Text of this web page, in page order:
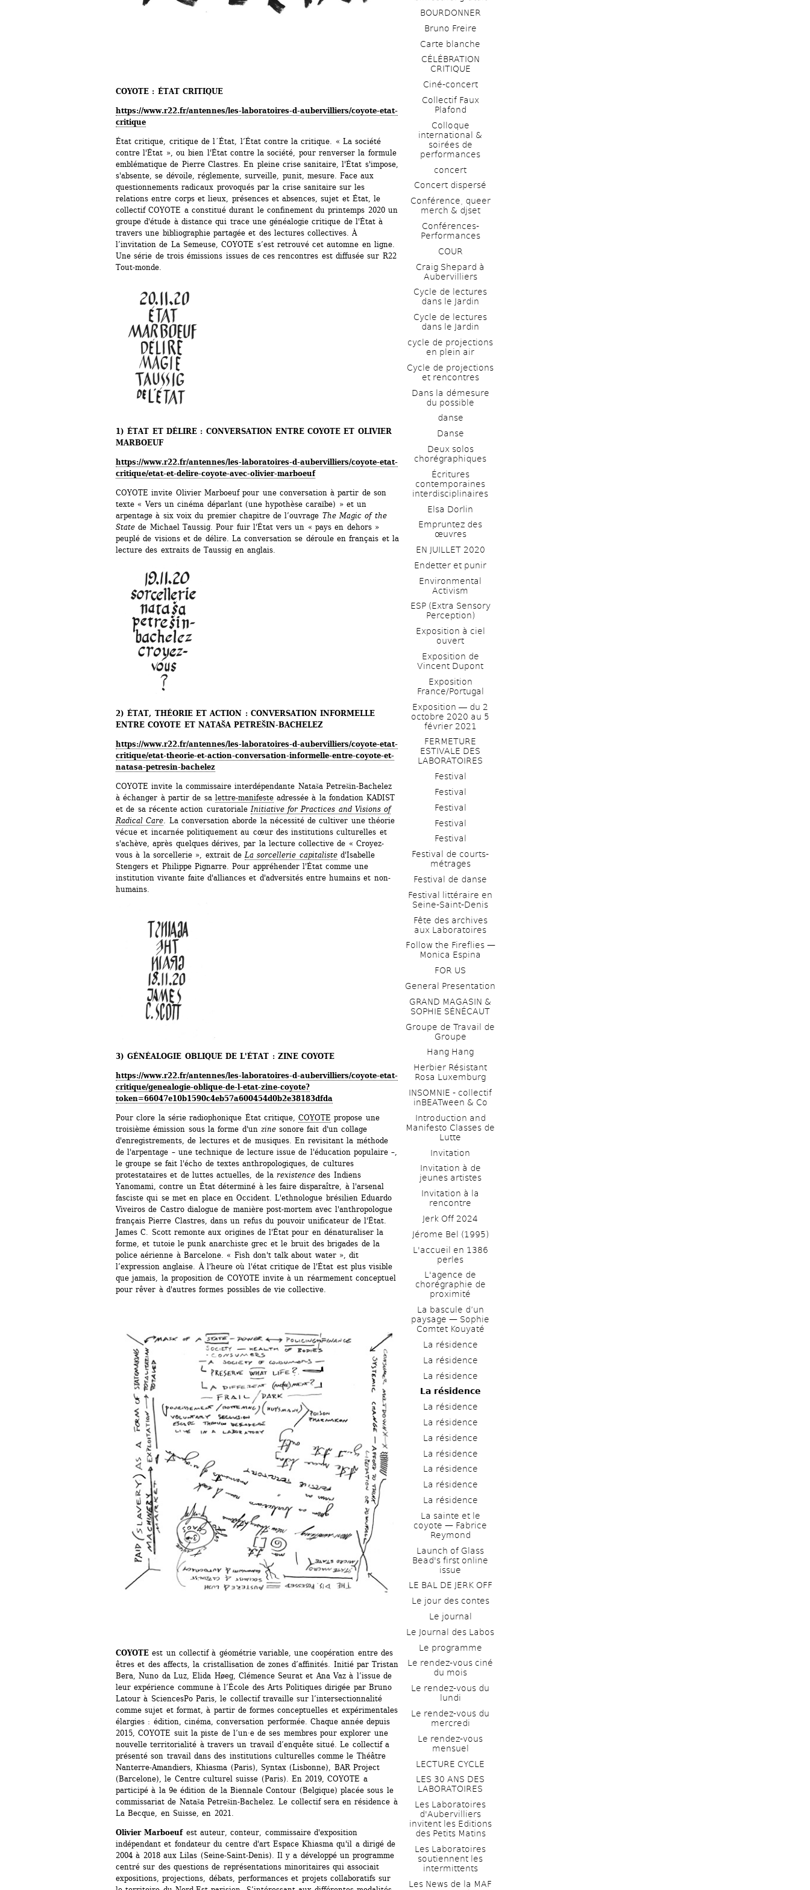
COYOTE : ÉTAT CRITIQUE
https://www.r22.fr/antennes/les-laboratoires-d-aubervilliers/coyote-etat-
critique
État critique, critique de l´État, l’État contre la critique. « La société
contre l'État », ou bien l'État contre la société, pour renverser la formule
emblématique de Pierre Clastres. En pleine crise sanitaire, l'État s'impose,
s'absente, se dévoile, réglemente, surveille, punit, mesure. Face aux
questionnements radicaux provoqués par la crise sanitaire sur les
relations entre corps et lieux, présences et absences, sujet et État, le
collectif COYOTE a constitué durant le confinement du printemps 2020 un
groupe d'étude à distance qui trace une généalogie critique de l'État à
travers une bibliographie partagée et des lectures collectives. À
l’invitation de La Semeuse, COYOTE s’est retrouvé cet automne en ligne.
Une série de trois émissions issues de ces rencontres est diffusée sur R22
Tout-monde.
1) ÉTAT ET DÉLIRE : CONVERSATION ENTRE COYOTE ET OLIVIER
MARBOEUF
https://www.r22.fr/antennes/les-laboratoires-d-aubervilliers/coyote-etat-
critique/etat-et-delire-coyote-avec-olivier-marboeuf
COYOTE invite Olivier Marboeuf pour une conversation à partir de son
texte « Vers un cinéma déparlant (une hypothèse caraïbe) » et un
arpentage à six voix du premier chapitre de l’ouvrage The Magic of the
State de Michael Taussig. Pour fuir l'État vers un « pays en dehors »
peuplé de visions et de délire. La conversation se déroule en français et la
lecture des extraits de Taussig en anglais.
2) ÉTAT, THÉORIE ET ACTION : CONVERSATION INFORMELLE
ENTRE COYOTE ET NATAŠA PETREŠIN-BACHELEZ
https://www.r22.fr/antennes/les-laboratoires-d-aubervilliers/coyote-etat-
critique/etat-theorie-et-action-conversation-informelle-entre-coyote-et-
natasa-petresin-bachelez
COYOTE invite la commissaire interdépendante Nataša Petrešin-Bachelez
à échanger à partir de sa lettre-manifesteadressée à la fondation KADIST
et de sa récente action curatoriale Initiative for Practices and Visions of
Radical Care. La conversation aborde la nécessité de cultiver une théorie
vécue et incarnée politiquement au cœur des institutions culturelles et
s'achève, après quelques dérives, par la lecture collective de « Croyez-
vous à la sorcellerie », extrait de La sorcellerie capitalisted'Isabelle
Stengers et Philippe Pignarre. Pour appréhender l'État comme une
institution vivante faite d'alliances et d'adversités entre humains et non-
humains.
3) GÉNÉALOGIE OBLIQUE DE L'ÉTAT : ZINE COYOTE
https://www.r22.fr/antennes/les-laboratoires-d-aubervilliers/coyote-etat-
critique/genealogie-oblique-de-l-etat-zine-coyote?
token=66047e10b1590c4eb57a600454d0b2e38183dfda
Pour clore la série radiophonique État critique, COYOTE propose une
troisième émission sous la forme d'un zinesonore fait d'un collage
d'enregistrements, de lectures et de musiques. En revisitant la méthode
de l'arpentage – une technique de lecture issue de l'éducation populaire –,
le groupe se fait l'écho de textes anthropologiques, de cultures
protestataires et de luttes actuelles, de la rexistence des Indiens
Yanomami, contre un État déterminé à les faire disparaître, à l'arsenal
fasciste qui se met en place en Occident. L'ethnologue brésilien Eduardo
Viveiros de Castro dialogue de manière post-mortem avec l'anthropologue
français Pierre Clastres, dans un refus du pouvoir unificateur de l'État.
James C. Scott remonte aux origines de l'État pour en dénaturaliser la
forme, et tutoie le punk anarchiste grec et le bruit des brigades de la
police aérienne à Barcelone. « Fish don't talk about water », dit
l’expression anglaise. À l'heure où l'état critique de l'État est plus visible
que jamais, la proposition de COYOTE invite à un réarmement conceptuel
pour rêver à d'autres formes possibles de vie collective.
COYOTE est un collectif à géométrie variable, une coopération entre des
êtres et des affects, la cristallisation de zones d’affinités. Initié par Tristan
Bera, Nuno da Luz, Elida Høeg, Clémence Seurat et Ana Vaz à l’issue de
leur expérience commune à l’École des Arts Politiques dirigée par Bruno
Latour à SciencesPo Paris, le collectif travaille sur l’intersectionnalité
comme sujet et format, à partir de formes conceptuelles et expérimentales
élargies : édition, cinéma, conversation performée. Chaque année depuis
2015, COYOTE suit la piste de l’un·e de ses membres pour explorer une
nouvelle territorialité à travers un travail d’enquête situé. Le collectif a
présenté son travail dans des institutions culturelles comme le Théâtre
Nanterre-Amandiers, Khiasma (Paris), Syntax (Lisbonne), BAR Project
(Barcelone), le Centre culturel suisse (Paris). En 2019, COYOTE a
participé à la 9e édition de la Biennale Contour (Belgique) placée sous le
commissariat de Nataša Petrešin-Bachelez. Le collectif sera en résidence à
La Becque, en Suisse, en 2021.
Olivier Marboeufest auteur, conteur, commissaire d'exposition
indépendant et fondateur du centre d'art Espace Khiasma qu'il a dirigé de
2004 à 2018 aux Lilas (Seine-Saint-Denis). Il y a développé un programme
centré sur des questions de représentations minoritaires qui associait
expositions, projections, débats, performances et projets collaboratifs sur
BOURDONNER
Bruno Freire
Carte blanche
CÉLÉBRATION
CRITIQUE
Ciné-concert
Collectif Faux
Plafond
Colloque
international &
soirées de
performances
concert
Concert dispersé
Conférence, queer
merch & djset
Conférences-
Performances
COUR
Craig Shepard à
Aubervilliers
Cycle de lectures
dans le Jardin
Cycle de lectures
dans le Jardin
cycle de projections
en plein air
Cycle de projections
et rencontres
Dans la démesure
du possible
danse
Danse
Deux solos
chorégraphiques
Écritures
contemporaines
interdisciplinaires
Elsa Dorlin
Empruntez des
œuvres
EN JUILLET 2020
Endetter et punir
Environmental
Activism
ESP (Extra Sensory
Perception)
Exposition à ciel
ouvert
Exposition de
Vincent Dupont
Exposition
France/Portugal
Exposition ― du 2
octobre 2020 au 5
février 2021
FERMETURE
ESTIVALE DES
LABORATOIRES
Festival
Festival
Festival
Festival
Festival
Festival de courts-
métrages
Festival de danse
Festival littéraire en
Seine-Saint-Denis
Fête des archives
aux Laboratoires
Follow the Fireflies —
Monica Espina
FOR US
General Presentation
GRAND MAGASIN &
SOPHIE SÉNÉCAUT
Groupe de Travail de
Groupe
Hang Hang
Herbier Résistant
Rosa Luxemburg
INSOMNIE - collectif
inBEATween & Co
Introduction and
Manifesto Classes de
Lutte
Invitation
Invitation à de
jeunes artistes
Invitation à la
rencontre
Jerk Off 2024
Jérome Bel (1995)
L'accueil en 1386
perles
L'agence de
chorégraphie de
proximité
La bascule d’un
paysage — Sophie
Comtet Kouyaté
La résidence
La résidence
La résidence
La résidence
La résidence
La résidence
La résidence
La résidence
La résidence
La résidence
La résidence
La sainte et le
coyote — Fabrice
Reymond
Launch of Glass
Bead's first online
issue
LE BAL DE JERK OFF
Le jour des contes
Le journal
Le Journal des Labos
Le programme
Le rendez-vous ciné
du mois
Le rendez-vous du
lundi
Le rendez-vous du
mercredi
Le rendez-vous
mensuel
LECTURE CYCLE
LES 30 ANS DES
LABORATOIRES
Les Laboratoires
d'Aubervilliers
invitent les Editions
des Petits Matins
Les Laboratoires
soutiennent les
intermittents
Les News de la MAF